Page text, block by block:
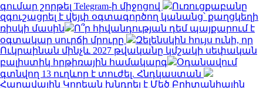
գումար շորթել Telegram-ի միջոցով
Ուռուցքաբանը
զգուշացրել է վեյփ օգտագործող կանանց՝ քաղցկեղի
ռիսկի մասին
Ո՞ր հիվանդության դեմ պայքարում է
օգտակար սուրճի մրուրը
Զելենսկին հույս ունի, որ
Ուկրաինան մինչև 2027 թվականը կմշակի սեփական
բալիստիկ հրթիռային համակարգ
Օդանավում
գտնվող 13 ուղևոր է տուժել. Հնդկաստան
Հարավային Կորեան խնդրել է Մեծ Բրիտանիային